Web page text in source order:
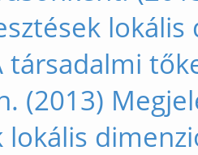
lokális
társadalmi
(2013)
lokális